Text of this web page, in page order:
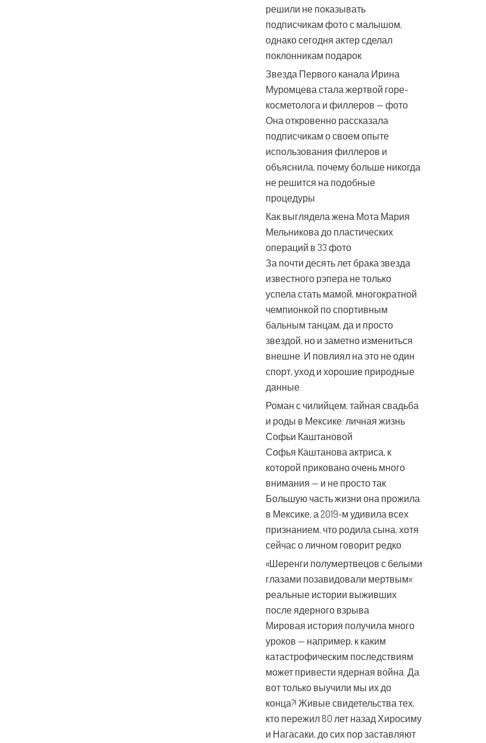
решили не показывать
подписчикам фото с малышом,
однако сегодня актер сделал
поклонникам подарок.
Звезда Первого канала Ирина
Муромцева стала жертвой горе-
косметолога и филлеров — фото
Она откровенно рассказала
подписчикам о своем опыте
использования филлеров и
объяснила, почему больше никогда
не решится на подобные
процедуры.
Как выглядела жена Мота Мария
Мельникова до пластических
операций в 33 фото
За почти десять лет брака звезда
известного рэпера не только
успела стать мамой, многократной
чемпионкой по спортивным
бальным танцам, да и просто
звездой, но и заметно измениться
внешне. И повлиял на это не один
спорт, уход и хорошие природные
данные.
Роман с чилийцем, тайная свадьба
и роды в Мексике: личная жизнь
Софьи Каштановой
Софья Каштанова актриса, к
которой приковано очень много
внимания — и не просто так.
Большую часть жизни она прожила
в Мексике, а 2019-м удивила всех
признанием, что родила сына, хотя
сейчас о личном говорит редко.
«Шеренги полумертвецов с белыми
глазами позавидовали мертвым»:
реальные истории выживших
после ядерного взрыва
Мировая история получила много
уроков — например, к каким
катастрофическим последствиям
может привести ядерная война. Да
вот только выучили мы их до
конца?! Живые свидетельства тех,
кто пережил 80 лет назад Хиросиму
и Нагасаки, до сих пор заставляют